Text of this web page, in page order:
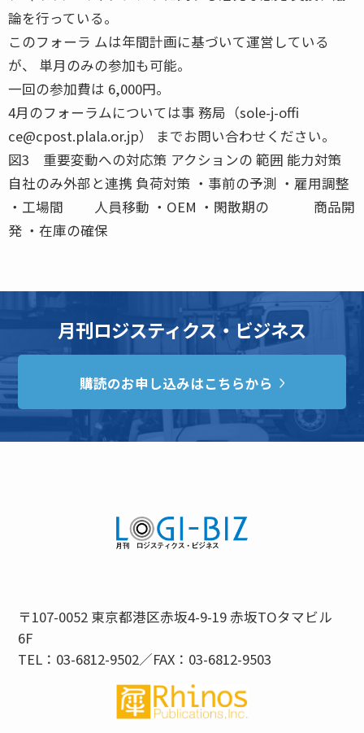
論を行っている。
このフォーラ ムは年間計画に基づいて運営している
が、 単月のみの参加も可能。
一回の参加費は 6,000円。
4月のフォーラムについては事 務局（sole-j-offi
ce@cpost.plala.or.jp） までお問い合わせください。
図3 重要変動への対応策 アクションの 範囲 能力対策
自社のみ外部と連携 負荷対策 ・事前の予測 ・雇用調整
・工場間 人員移動 ・OEM ・閑散期の 商品開
発 ・在庫の確保
月刊ロジスティクス・ビジネス
購読のお申し込みはこちらから
〒107-0052 東京都港区赤坂4-9-19 赤坂TOタマビル
6F
TEL：03-6812-9502／FAX：03-6812-9503